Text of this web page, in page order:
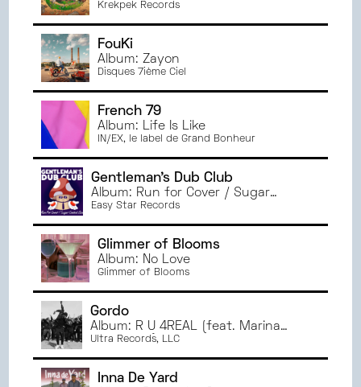
Krekpek Records
FouKi
Album: Zayon
Disques 7ième Ciel
French 79
Album: Life Is Like
IN/EX, le label de Grand Bonheur
Gentleman's Dub Club
Album: Run for Cover / Sugar
Coated Lies
Easy Star Records
Glimmer of Blooms
Album: No Love
Glimmer of Blooms
Gordo
Album: R U 4REAL (feat. Marina
Maximilian)
Ultra Records, LLC
Inna De Yard